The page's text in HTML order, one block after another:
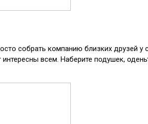
собрать компанию близких
всем. Наберите подушек,